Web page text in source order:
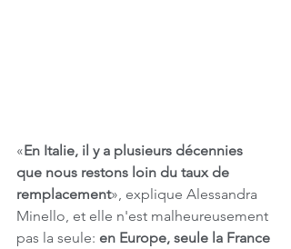
«En Italie, il y a plusieurs décennies
que nous restons loin du taux de
remplacement», explique Alessandra
Minello, et elle n'est malheureusement
pas la seule: en Europe, seule la France